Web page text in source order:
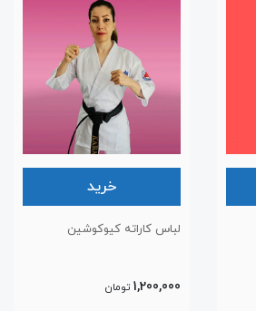
خرید
لباس کاراته کیوکوشین
1,200,000 تومان